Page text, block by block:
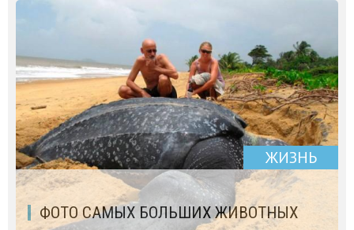
ЖИЗНЬ
ФОТО САМЫХ БОЛЬШИХ ЖИВОТНЫХ